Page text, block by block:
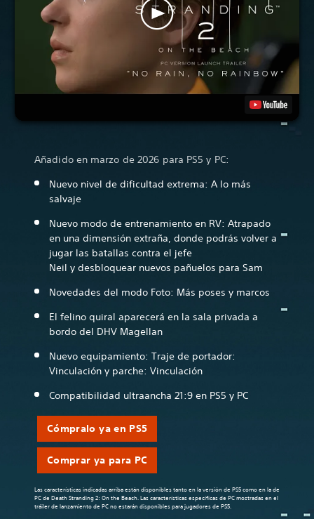
Añadido en marzo de 2026 para PS5 y PC:
Nuevo nivel de dificultad extrema: A lo más
salvaje
Nuevo modo de entrenamiento en RV: Atrapado
en una dimensión extraña, donde podrás volver a
jugar las batallas contra el jefe
Neil y desbloquear nuevos pañuelos para Sam
Novedades del modo Foto: Más poses y marcos
El felino quiral aparecerá en la sala privada a
bordo del DHV Magellan
Nuevo equipamiento: Traje de portador:
Vinculación y parche: Vinculación
Compatibilidad ultraancha 21:9 en PS5 y PC
Cómpralo ya en PS5
Comprar ya para PC
Las características indicadas arriba están disponibles tanto en la versión de PS5 como en la de
PC de Death Stranding 2: On the Beach. Las características específicas de PC mostradas en el
tráiler de lanzamiento de PC no estarán disponibles para jugadores de PS5.